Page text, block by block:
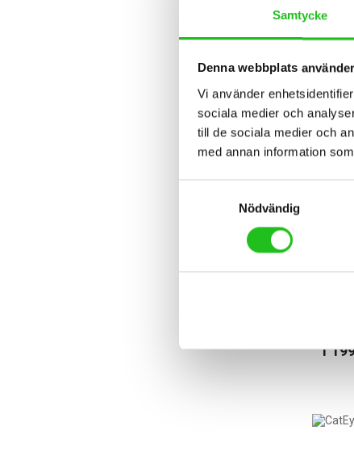
Samtycke
Denna webbplats
Vi använder
sociala medier och
till de sociala medier och
med annan information
Nödvändig
1